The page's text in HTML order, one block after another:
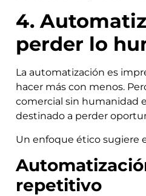
4.
perder lo
La automatización es
hacer más con menos.
comercial sin humanidad
destinado a perder
Un enfoque ético sugiere
repetitivo